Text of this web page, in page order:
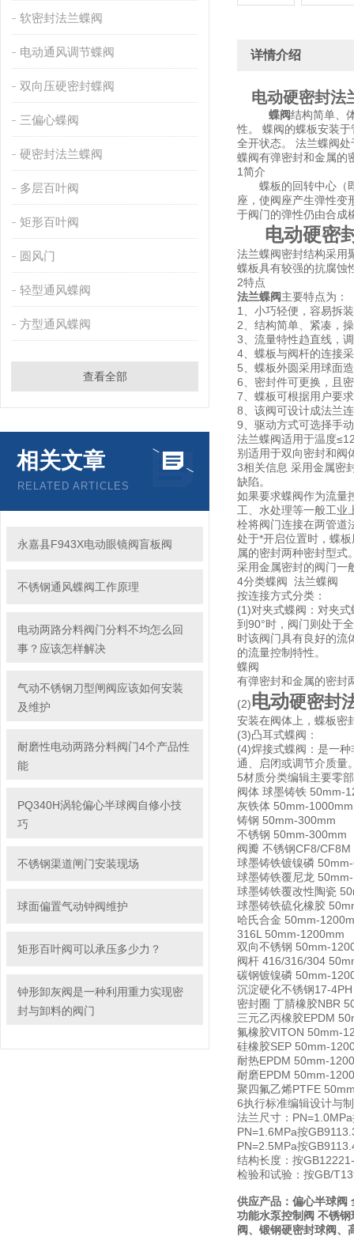
软密封法兰蝶阀
电动通风调节蝶阀
双向压硬密封蝶阀
三偏心蝶阀
硬密封法兰蝶阀
多层百叶阀
矩形百叶阀
圆风门
轻型通风蝶阀
方型通风蝶阀
查看全部
相关文章
RELATED ARTICLES
永嘉县F943X电动眼镜阀盲板阀
不锈钢通风蝶阀工作原理
电动两路分料阀门分料不均怎么回
事？应该怎样解决
气动不锈钢刀型闸阀应该如何安装
及维护
耐磨性电动两路分料阀门4个产品性
能
PQ340H涡轮偏心半球阀自修小技
巧
不锈钢渠道闸门安装现场
球面偏置气动钟阀维护
矩形百叶阀可以承压多少力？
钟形卸灰阀是一种利用重力实现密
封与卸料的阀门
详情介绍
电动硬密封法
蝶阀结构简单、
性。 蝶阀的蝶板安装
全开状态。 法兰蝶阀
蝶阀有弹密封和金属的
1简介
蝶板的回转中心（即
座，使阀座产生弹性变
于阀门的弹性仍由合成
电动硬密
法兰蝶阀密封结构采用
蝶板具有较强的抗腐蚀
2特点
法兰蝶阀主要特点为：
1、小巧轻便，容易拆
2、结构简单、紧凑，
3、流量特性趋直线，
4、蝶板与阀杆的连接
5、蝶板外圆采用球面
6、密封件可更换，且
7、蝶板可根据用户要
8、该阀可设计成法兰
9、驱动方式可选择手
法兰蝶阀适用于温度
别适用于双向密封和阀
3相关信息 采用金属密
缺陷。
如果要求蝶阀作为流量
工、水处理等一般工业
栓将阀门连接在两管道
处于*开启位置时，蝶
属的密封两种密封型式
采用金属密封的阀门一
4分类蝶阀 法兰蝶阀
按连接方式分类：
(1)对夹式蝶阀：对夹
到90°时，阀门则处于
时该阀门具有良好的流
的流量控制特性。
蝶阀
有弹密封和金属的密封
(2)电动硬密封
安装在阀体上，蝶板密
(3)凸耳式蝶阀：
(4)焊接式蝶阀：是一
通、启闭或调节介质量
5材质分类编辑主要零
阀体 球墨铸铁 50mm-
灰铁体 50mm-1000mm
铸钢 50mm-300mm
不锈钢 50mm-300mm
阀瓣 不锈钢CF8/
球墨铸铁镀镍磷
球墨铸铁覆尼龙
球墨铸铁覆改性陶瓷
球墨铸铁硫化橡胶
哈氏合金 50mm-
316L 50mm-1200mm
双向不锈钢 50mm-
阀杆 416/316/304
碳钢镀镍磷 50mm-
沉淀硬化不锈钢17-
密封圈 丁腈橡胶NBR
三元乙丙橡胶EPDM
氟橡胶VITON 50mm-
硅橡胶SEP 50mm-
耐热EPDM 50mm-
耐磨EPDM 50mm-
聚四氟乙烯PTFE
6执行标准编辑设计与
法兰尺寸：
PN=1.6MPa按
PN=2.5MPa按
结构长度：按
检验和试验：按GB/
供应产品：偏心半球阀
功能水泵控制阀 不锈
阀、锻钢硬密封球阀、